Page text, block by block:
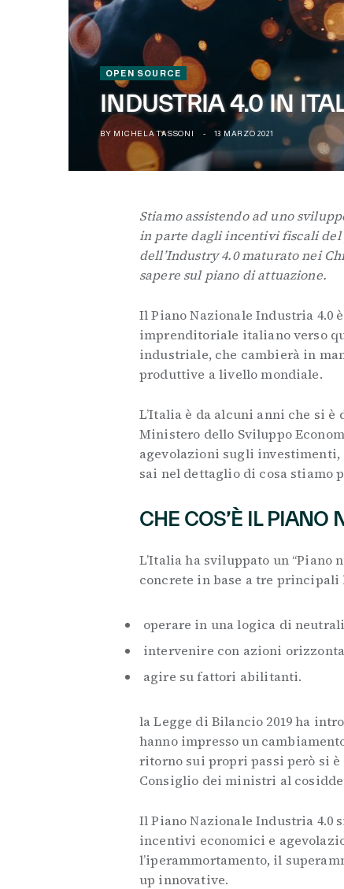
OPEN SOURCE
INDUSTRIA 4.0 IN
BY MICHELA TASSONI 13 MARZO 2021
Stiamo assistendo ad uno
in parte dagli incentivi fiscali
dell’Industry 4.0 maturato nei
sapere sul piano di attuazione.
Il Piano Nazionale Industria 4.0
imprenditoriale italiano verso
industriale, che cambierà in
produttive a livello mondiale.
L’Italia è da alcuni anni che si
Ministero dello Sviluppo
agevolazioni sugli investimenti,
sai nel dettaglio di cosa stiamo
CHE COS’È IL PIANO
L’Italia ha sviluppato un “Piano
concrete in base a tre principali
operare in una logica di
intervenire con azioni
agire su fattori abilitanti.
la Legge di Bilancio 2019 ha
hanno impresso un
ritorno sui propri passi però si
Consiglio dei ministri al
Il Piano Nazionale Industria 4.0
incentivi economici e
l’iperammortamento, il
up innovative.